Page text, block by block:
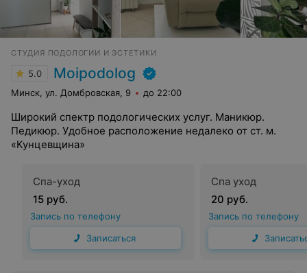
СТУДИЯ ПОДОЛОГИИ И ЭСТЕТИКИ
5.0 Moipodolog
Минск, ул. Домбровская, 9 до 22:00
Широкий спектр подологических услуг. Маникюр.
Педикюр. Удобное расположение недалеко от ст. м.
«Кунцевщина»
Спа-уход
15 руб.
Запись по телефону
Записаться
Спа уход
20 руб.
Запись по телефону